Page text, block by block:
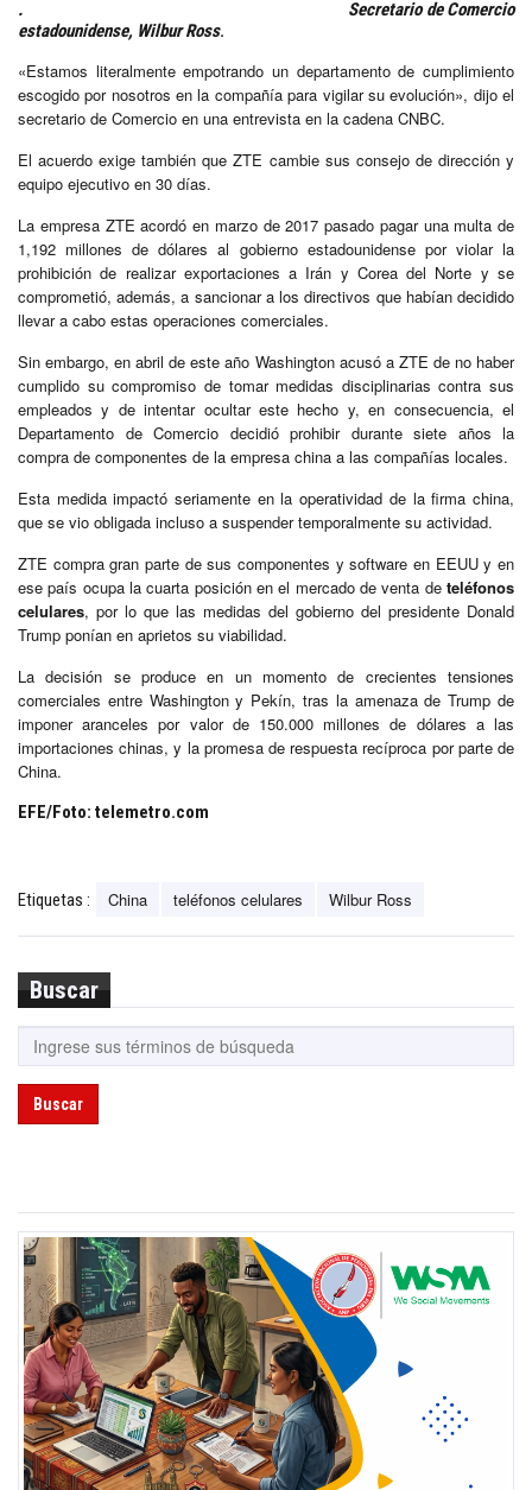
. Secretario de Comercio
estadounidense, Wilbur Ross.
«Estamos literalmente empotrando un departamento de cumplimiento
escogido por nosotros en la compañía para vigilar su evolución», dijo el
secretario de Comercio en una entrevista en la cadena CNBC.
El acuerdo exige también que ZTE cambie sus consejo de dirección y
equipo ejecutivo en 30 días.
La empresa ZTE acordó en marzo de 2017 pasado pagar una multa de
1,192 millones de dólares al gobierno estadounidense por violar la
prohibición de realizar exportaciones a Irán y Corea del Norte y se
comprometió, además, a sancionar a los directivos que habían decidido
llevar a cabo estas operaciones comerciales.
Sin embargo, en abril de este año Washington acusó a ZTE de no haber
cumplido su compromiso de tomar medidas disciplinarias contra sus
empleados y de intentar ocultar este hecho y, en consecuencia, el
Departamento de Comercio decidió prohibir durante siete años la
compra de componentes de la empresa china a las compañías locales.
Esta medida impactó seriamente en la operatividad de la firma china,
que se vio obligada incluso a suspender temporalmente su actividad.
ZTE compra gran parte de sus componentes y software en EEUU y en
ese país ocupa la cuarta posición en el mercado de venta deteléfonos
celulares, por lo que las medidas del gobierno del presidente Donald
Trump ponían en aprietos su viabilidad.
La decisión se produce en un momento de crecientes tensiones
comerciales entre Washington y Pekín, tras la amenaza de Trump de
imponer aranceles por valor de 150.000 millones de dólares a las
importaciones chinas, y la promesa de respuesta recíproca por parte de
China.
EFE/Foto: telemetro.com
Etiquetas : China teléfonos celulares Wilbur Ross
Buscar
Buscar